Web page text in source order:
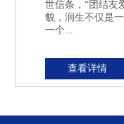
世信条，“团结友
貌，润生不仅是
一个...
查看详情